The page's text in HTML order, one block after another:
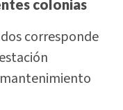
colonias
corresponde